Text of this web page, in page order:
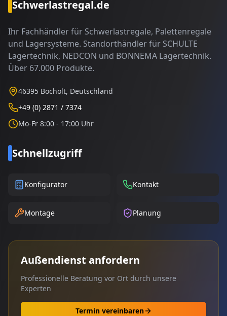
Schwerlastregal.de
Ihr Fachhändler für Schwerlastregale, Palettenregale
und Lagersysteme. Standorthändler für SCHULTE
Lagertechnik, NEDCON und BONNEMA Lagertechnik.
Über 67.000 Produkte.
46395 Bocholt, Deutschland
+49 (0) 2871 / 7374
Mo-Fr 8:00 - 17:00 Uhr
Schnellzugriff
Konfigurator Kontakt
Montage Planung
Außendienst anfordern
Professionelle Beratung vor Ort durch unsere
Experten
Termin vereinbaren